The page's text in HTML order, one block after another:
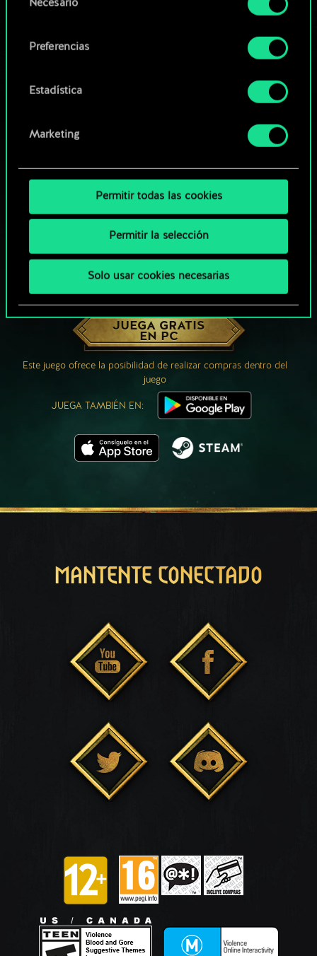
Encontrarás todos los detalles sobre nuestro uso
preferencias al respecto en el menú «Ajustes» de
deNecesario
Preferencias
Estadística
Marketing
Permitir todas las cookies
Permitir la selección
Solo usar cookies necesarias
¿QUÉ TAL UNA PARTIDA DE GWENT?
JUEGA GRATIS
EN PC
Este juego ofrece la posibilidad de realizar compras dentro del
juego
JUEGA TAMBIÉN EN:
MANTENTE CONECTADO